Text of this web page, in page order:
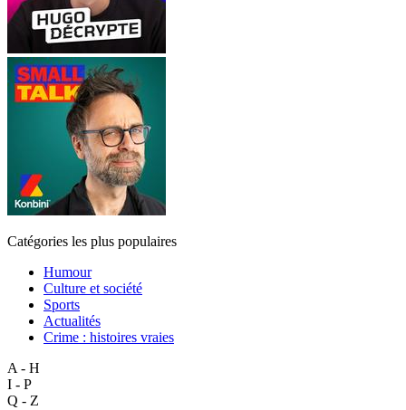
Catégories les plus populaires
Humour
Culture et société
Sports
Actualités
Crime : histoires vraies
A - H
I - P
Q - Z